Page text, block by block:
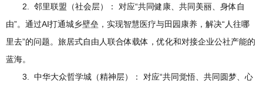
2. 邻里联盟（社会层）： 对应“共同健康、共同美丽、身体自
由”。通过AI打通城乡壁垒，实现智慧医疗与田园康养，解决“人往哪
里去”的问题。旅居式自由人联合体载体，优化和对接企业公社产能的
蓝海。
3. 中华大众哲学城（精神层）： 对应“共同觉悟、共同圆梦、心